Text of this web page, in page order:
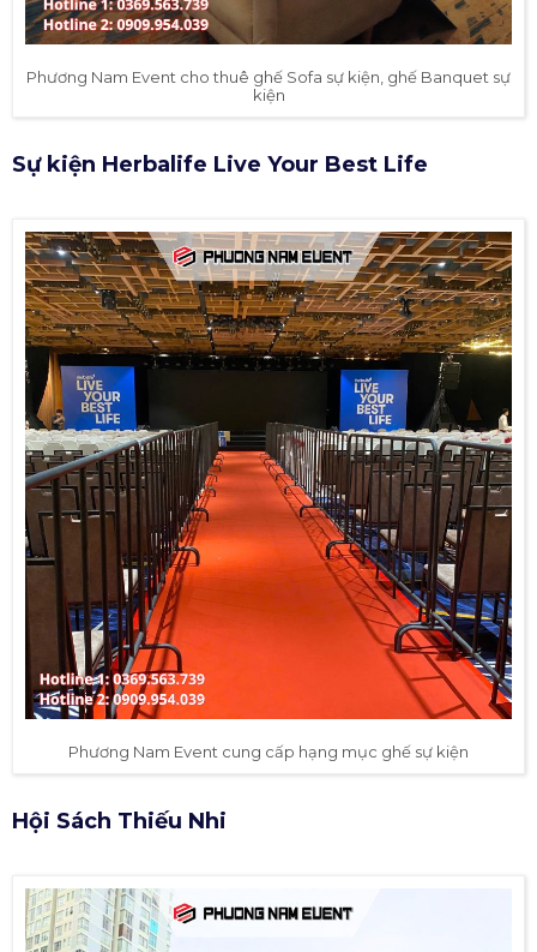
Phương Nam Event cho thuê ghế Sofa sự kiện, ghế Banquet sự
kiện
Sự kiện Herbalife Live Your Best Life
Phương Nam Event cung cấp hạng mục ghế sự kiện
Hội Sách Thiếu Nhi